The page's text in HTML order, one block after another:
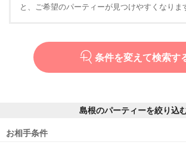
と、ご希望のパーティーが見つけやすくなりま
条件を変えて検索す
島根のパーティーを絞り込
お相手条件